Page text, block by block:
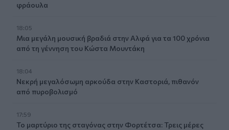
φράουλα
18:05
Μια μεγάλη μουσική βραδιά στην Αλφά για τα 100 χρόνια
από τη γέννηση του Κώστα Μουντάκη
18:04
Νεκρή μεγαλόσωμη αρκούδα στην Καστοριά, πιθανόν
από πυροβολισμό
17:59
Το μαρτύριο της σταγόνας στην Φορτέτσα: Τρεις μέρες